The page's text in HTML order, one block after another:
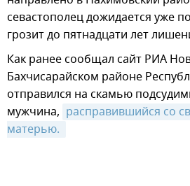
севастополец дожидается уже
грозит до пятнадцати лет
Как ранее сообщал сайт РИА
Бахчисарайском районе
отправился на скамью
мужчина, расправившийся со
матерью.